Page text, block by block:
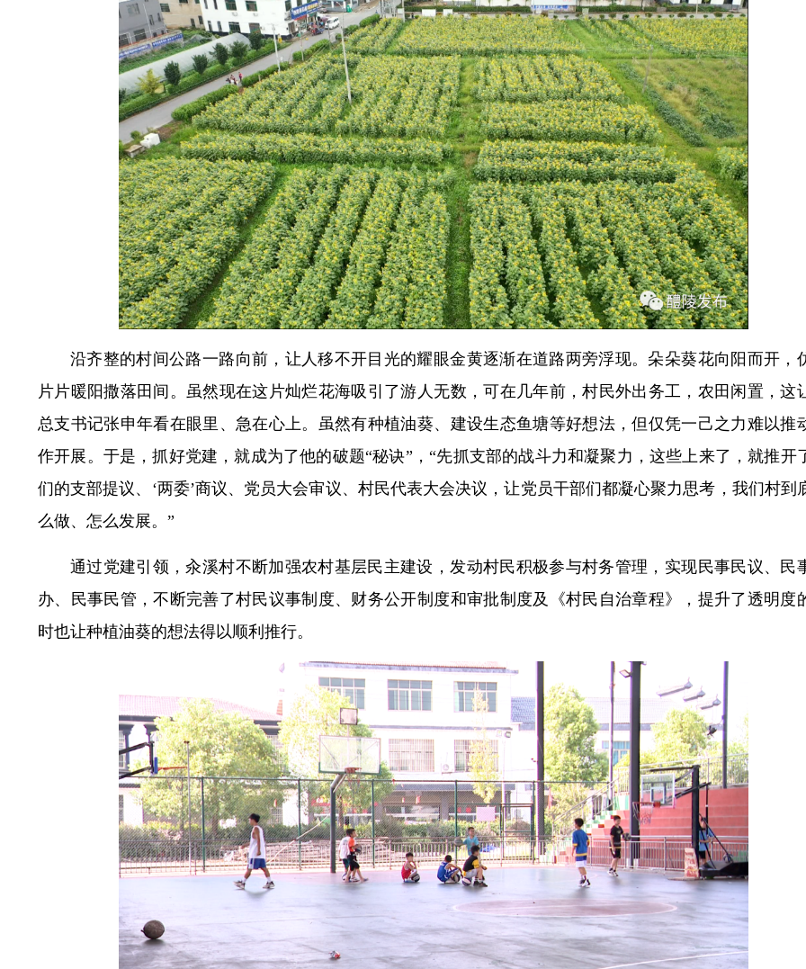
沿齐整的村间公路一路向前，让人移不开目光的耀眼金黄逐渐在道路两旁浮现。朵朵葵花向阳而开，
片片暖阳撒落田间。虽然现在这片灿烂花海吸引了游人无数，可在几年前，村民外出务工，农田闲置，这
总支书记张申年看在眼里、急在心上。虽然有种植油葵、建设生态鱼塘等好想法，但仅凭一己之力难以推
作开展。于是，抓好党建，就成为了他的破题“秘诀”，“先抓支部的战斗力和凝聚力，这些上来了，就推开
们的支部提议、‘两委’商议、党员大会审议、村民代表大会决议，让党员干部们都凝心聚力思考，我们村到
么做、怎么发展。”
通过党建引领，汆溪村不断加强农村基层民主建设，发动村民积极参与村务管理，实现民事民议、民
办、民事民管，不断完善了村民议事制度、财务公开制度和审批制度及《村民自治章程》，提升了透明度
时也让种植油葵的想法得以顺利推行。